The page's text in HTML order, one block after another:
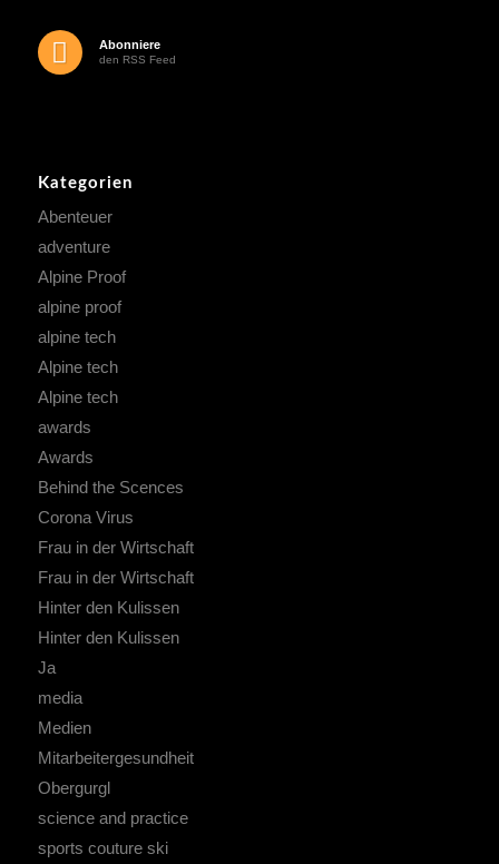
Abonniere
den RSS Feed
Kategorien
Abenteuer
adventure
Alpine Proof
alpine proof
alpine tech
Alpine tech
Alpine tech
awards
Awards
Behind the Scences
Corona Virus
Frau in der Wirtschaft
Frau in der Wirtschaft
Hinter den Kulissen
Hinter den Kulissen
Ja
media
Medien
Mitarbeitergesundheit
Obergurgl
science and practice
sports couture ski